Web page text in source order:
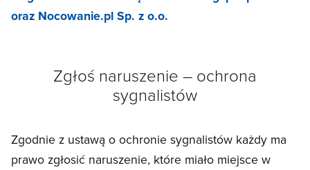
oraz Nocowanie.pl Sp. z o.o.
Zgłoś naruszenie – ochrona
sygnalistów
Zgodnie z ustawą o ochronie sygnalistów każdy ma
prawo zgłosić naruszenie, które miało miejsce w